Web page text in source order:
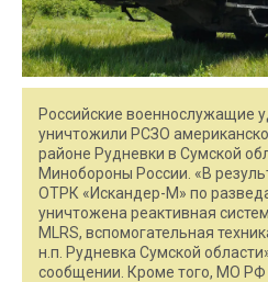
Российские военнослужащие
уничтожили РСЗО
районе Рудневки в Сумской
Минобороны России. «В
ОТРК «Искандер-М» по
уничтожена реактивная
MLRS, вспомогательная
н.п. Рудневка Сумской
сообщении. Кроме того, МО РФ